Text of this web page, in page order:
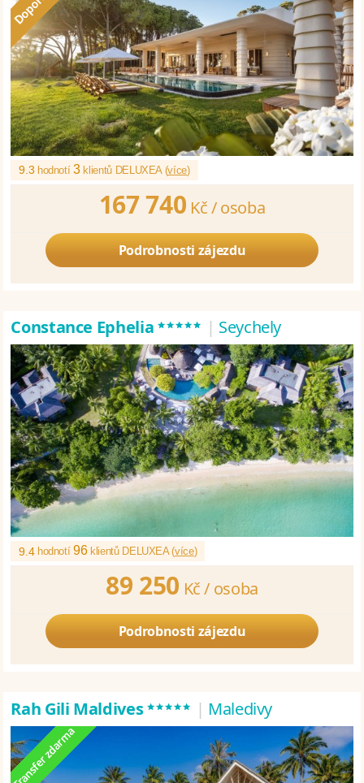
9.3 hodnotí3klientů DELUXEA (více)
167 740 Kč /osoba
Podrobnosti zájezdu
Constance Ephelia***** | Seychely
9.4 hodnotí96klientů DELUXEA (více)
89 250 Kč / osoba
Podrobnosti zájezdu
Rah Gili Maldives***** | Maledivy